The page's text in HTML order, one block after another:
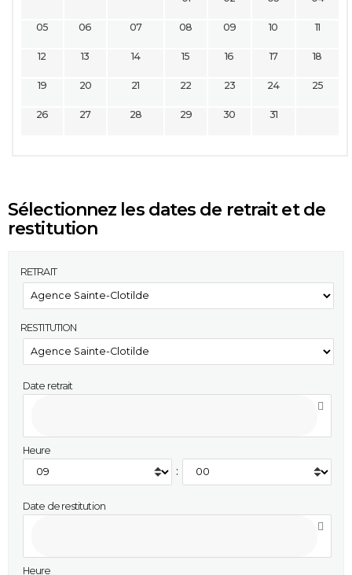
05 06 07 08 09 10 11
12 13 14 15 16 17 18
19 20 21 22 23 24 25
26 27 28 29 30 31
Sélectionnez les dates de retrait et de
restitution
RETRAIT
RESTITUTION
Date retrait
Heure
:
Date de restitution
Heure